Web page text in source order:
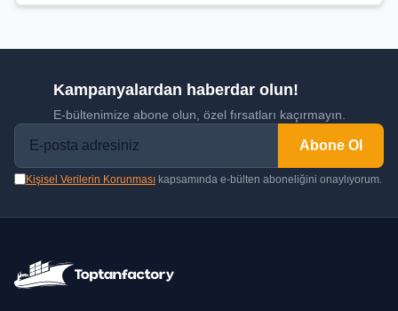
Kampanyalardan haberdar olun!
E-bültenimize abone olun, özel fırsatları kaçırmayın.
Abone Ol
Kişisel Verilerin Korunması kapsamında e-bülten aboneliğini onaylıyorum.